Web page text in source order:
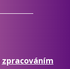
zpracováním